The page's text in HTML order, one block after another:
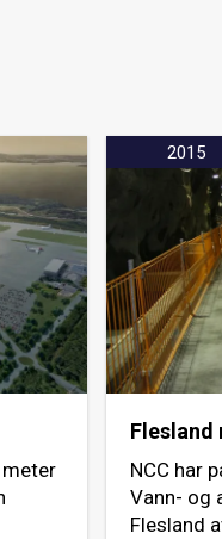
2015
Flesland
NCC har
Vann- og
Flesland